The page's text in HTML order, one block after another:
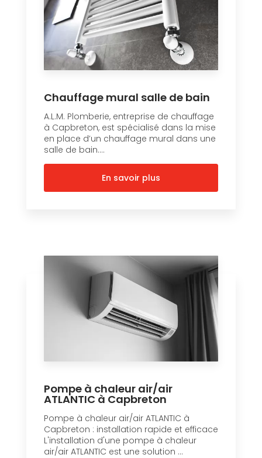
Chauffage mural salle de bain
A.L.M. Plomberie, entreprise de chauffage
à Capbreton, est spécialisé dans la mise
en place d’un chauffage mural dans une
salle de bain....
En savoir plus
Pompe à chaleur air/air
ATLANTIC à Capbreton
Pompe à chaleur air/air ATLANTIC à
Capbreton : installation rapide et efficace
L'installation d'une pompe à chaleur
air/air ATLANTIC est une solution ...